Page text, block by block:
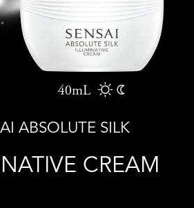
ABSOLUTE SILK
CREAM